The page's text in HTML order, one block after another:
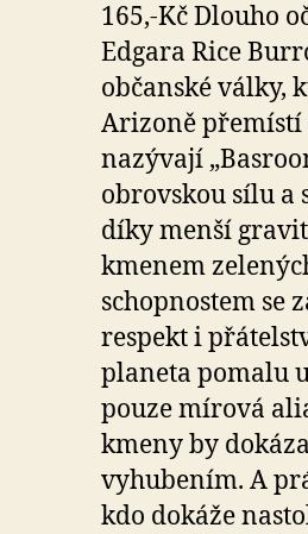
165,-Kč Dlouho
Edgara Rice
občanské války,
Arizoně přemístí
nazývají
obrovskou sílu a
díky menší
kmenem
schopnostem se
respekt i
planeta pomalu
pouze mírová
kmeny by
vyhubením. A
kdo dokáže